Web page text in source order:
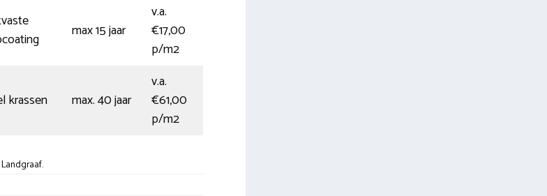
max 15 jaar
v.a.
€17,00
p/m2
krassen max. 40 jaar
v.a.
€61,00
p/m2